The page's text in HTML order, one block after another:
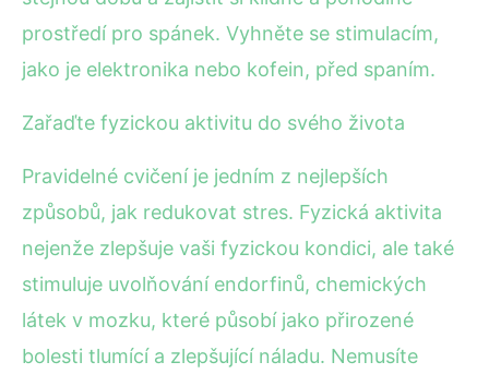
prostředí pro spánek. Vyhněte se stimulacím,
jako je elektronika nebo kofein, před spaním.
Zařaďte fyzickou aktivitu do svého života
Pravidelné cvičení je jedním z nejlepších
způsobů, jak redukovat stres. Fyzická aktivita
nejenže zlepšuje vaši fyzickou kondici, ale také
stimuluje uvolňování endorfinů, chemických
látek v mozku, které působí jako přirozené
bolesti tlumící a zlepšující náladu. Nemusíte